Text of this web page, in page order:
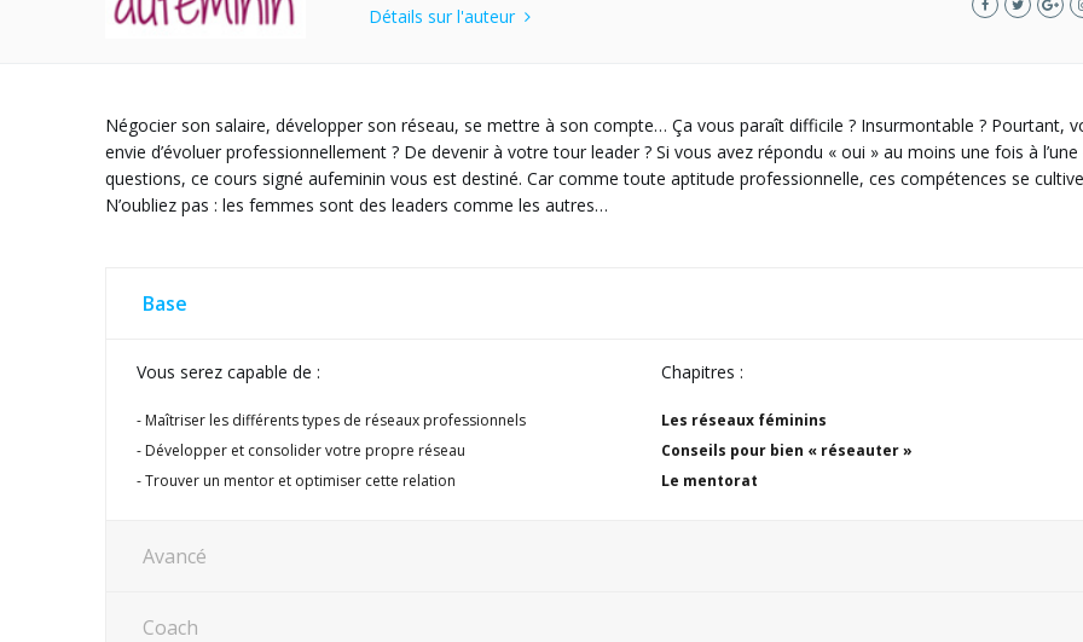
Détails sur l'auteur
Négocier son salaire, développer son réseau, se mettre à son compte… Ça vous paraît difficile ? Insurmontable ? Pourtant,
envie d’évoluer professionnellement ? De devenir à votre tour leader ? Si vous avez répondu « oui » au moins une fois à l’une
questions, ce cours signé aufeminin vous est destiné. Car comme toute aptitude professionnelle, ces compétences se
N’oubliez pas : les femmes sont des leaders comme les autres…
Base
Vous serez capable de :
Maîtriser les différents types de réseaux professionnels
Développer et consolider votre propre réseau
Trouver un mentor et optimiser cette relation
Chapitres :
Les réseaux féminins
Conseils pour bien « réseauter »
Le mentorat
Avancé
Coach